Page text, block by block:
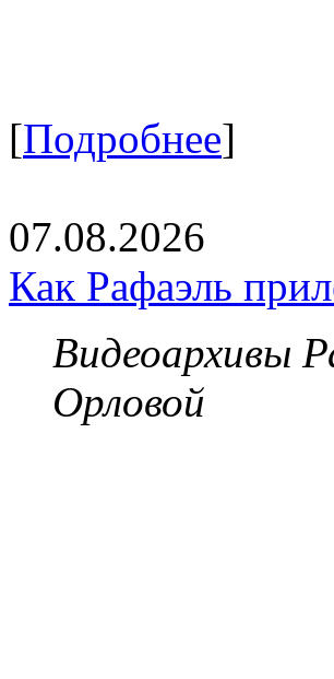
[Подробнее]
07.08.2026
Как Рафаэль
Видеоархивы
Орловой